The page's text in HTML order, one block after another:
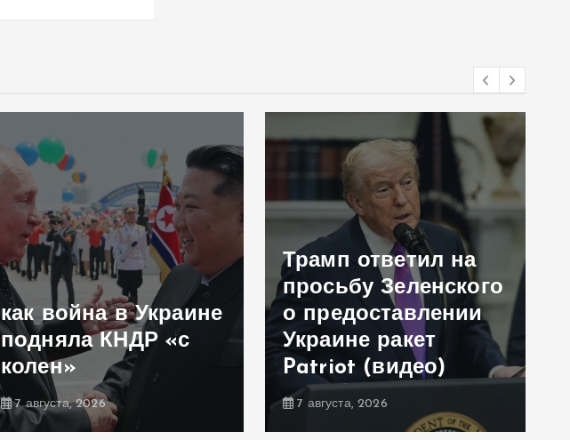
как война в Украине
подняла КНДР «с
колен»
7 августа, 2026
Трамп ответил на
просьбу Зеленского
о предоставлении
Украине ракет
Patriot (видео)
7 августа, 2026